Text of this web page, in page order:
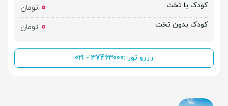
کودک با تخت
0 تومان
کودک بدون تخت
0 تومان
رزرو تور :021 - 37463000